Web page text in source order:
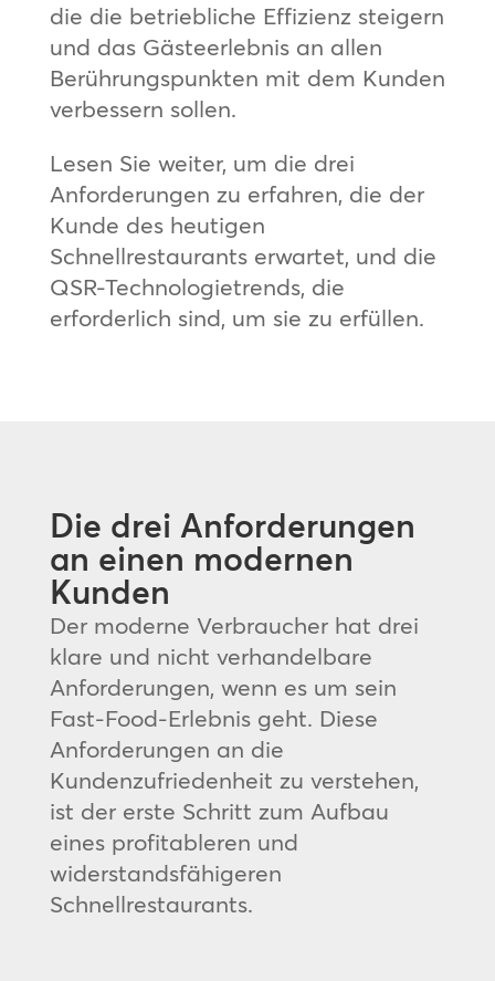
die die betriebliche Effizienz steigern
und das Gästeerlebnis an allen
Berührungspunkten mit dem Kunden
verbessern sollen.
Lesen Sie weiter, um die drei
Anforderungen zu erfahren, die der
Kunde des heutigen
Schnellrestaurants erwartet, und die
QSR-Technologietrends, die
erforderlich sind, um sie zu erfüllen.
Die drei Anforderungen
an einen modernen
Kunden
Der moderne Verbraucher hat drei
klare und nicht verhandelbare
Anforderungen, wenn es um sein
Fast-Food-Erlebnis geht. Diese
Anforderungen an die
Kundenzufriedenheit zu verstehen,
ist der erste Schritt zum Aufbau
eines profitableren und
widerstandsfähigeren
Schnellrestaurants.